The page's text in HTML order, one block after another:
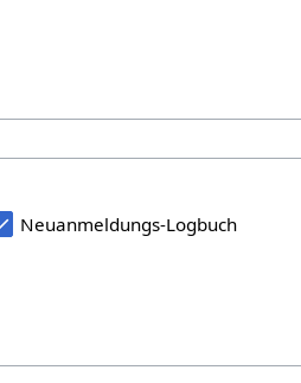
Neuanmeldungs-Logbuch